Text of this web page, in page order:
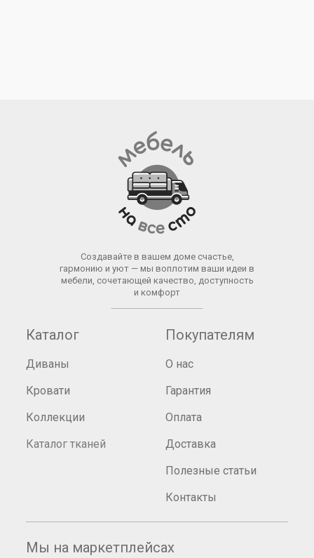
Создавайте в вашем доме счастье,
гармонию и уют — мы воплотим ваши идеи в
мебели, сочетающей качество, доступность
и комфорт
Каталог
Диваны
Кровати
Коллекции
Каталог тканей
Покупателям
О нас
Гарантия
Оплата
Доставка
Полезные статьи
Контакты
Мы на маркетплейсах